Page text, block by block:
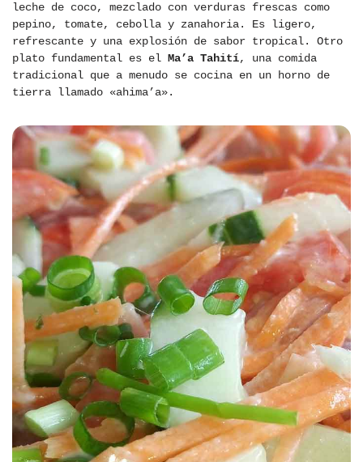
leche de coco, mezclado con verduras frescas como
pepino, tomate, cebolla y zanahoria. Es ligero,
refrescante y una explosión de sabor tropical. Otro
plato fundamental es el Ma’a Tahití, una comida
tradicional que a menudo se cocina en un horno de
tierra llamado «ahima’a».